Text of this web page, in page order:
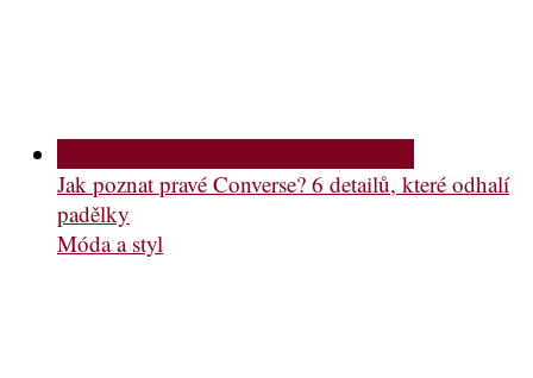
Jak poznat pravé Converse? 6 detailů, které odhalí
padělky
Móda a styl